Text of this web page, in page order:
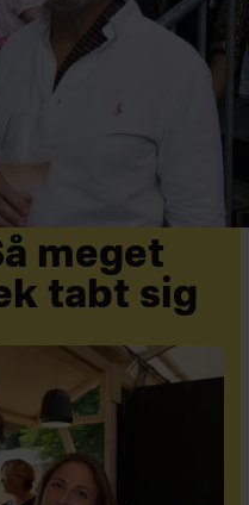
meget
tabt sig